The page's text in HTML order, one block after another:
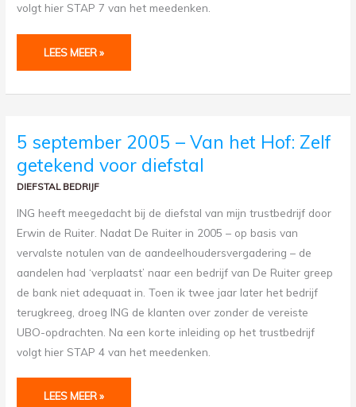
volgt hier STAP 7 van het meedenken.
LEES MEER »
5 september 2005 – Van het Hof: Zelf
getekend voor diefstal
DIEFSTAL BEDRIJF
ING heeft meegedacht bij de diefstal van mijn trustbedrijf door
Erwin de Ruiter. Nadat De Ruiter in 2005 – op basis van
vervalste notulen van de aandeelhoudersvergadering – de
aandelen had ‘verplaatst’ naar een bedrijf van De Ruiter greep
de bank niet adequaat in. Toen ik twee jaar later het bedrijf
terugkreeg, droeg ING de klanten over zonder de vereiste
UBO-opdrachten. Na een korte inleiding op het trustbedrijf
volgt hier STAP 4 van het meedenken.
SEPTEMBER
2005
–
VAN
HET
HOF:
GETEKEND
VOOR
DIEFSTAL
LEES MEER »